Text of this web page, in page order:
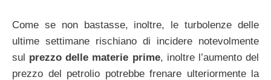
Come se non bastasse, inoltre, le turbolenze delle
ultime settimane rischiano di incidere notevolmente
sul prezzo delle materie prime, inoltre l’aumento del
prezzo del petrolio potrebbe frenare ulteriormente la